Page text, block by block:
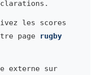
les scores
page
rugby
externe sur